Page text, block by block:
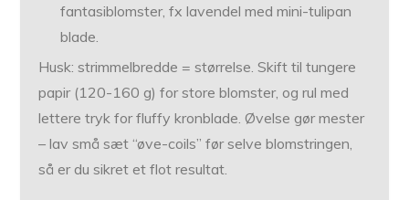
fantasiblomster, fx lavendel med mini-tulipan
blade.
Husk: strimmelbredde = størrelse. Skift til tungere
papir (120-160 g) for store blomster, og rul med
lettere tryk for fluffy kronblade. Øvelse gør mester
– lav små sæt “øve-coils” før selve blomstringen,
så er du sikret et flot resultat.